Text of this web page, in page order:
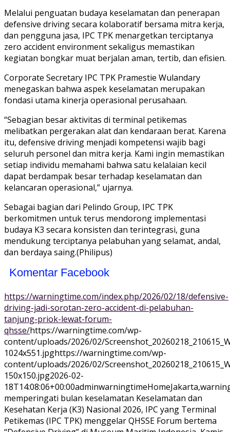
Melalui penguatan budaya keselamatan dan penerapan
defensive driving secara kolaboratif bersama mitra kerja,
dan pengguna jasa, IPC TPK menargetkan terciptanya
zero accident environment sekaligus memastikan
kegiatan bongkar muat berjalan aman, tertib, dan efisien.
Corporate Secretary IPC TPK Pramestie Wulandary
menegaskan bahwa aspek keselamatan merupakan
fondasi utama kinerja operasional perusahaan.
“Sebagian besar aktivitas di terminal petikemas
melibatkan pergerakan alat dan kendaraan berat. Karena
itu, defensive driving menjadi kompetensi wajib bagi
seluruh personel dan mitra kerja. Kami ingin memastikan
setiap individu memahami bahwa satu kelalaian kecil
dapat berdampak besar terhadap keselamatan dan
kelancaran operasional,” ujarnya.
Sebagai bagian dari Pelindo Group, IPC TPK
berkomitmen untuk terus mendorong implementasi
budaya K3 secara konsisten dan terintegrasi, guna
mendukung terciptanya pelabuhan yang selamat, andal,
dan berdaya saing.(Philipus)
Komentar Facebook
https://warningtime.com/index.php/2026/02/18/defensive-
driving-jadi-sorotan-zero-accident-di-pelabuhan-
tanjung-priok-lewat-forum-
qhsse/https://warningtime.com/wp-
content/uploads/2026/02/
1024x551.jpghttps://warningtime.com/wp-
content/uploads/2026/02/
150x150.jpg2026-02-
18T14:08:06+00:00adminwarningtimeHome
memperingati bulan keselamatan Keselamatan dan
Kesehatan Kerja (K3) Nasional 2026, IPC yang Terminal
Petikemas (IPC TPK) menggelar QHSSE Forum bertema